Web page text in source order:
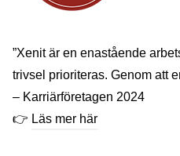
”Xenit är en enastående
trivsel prioriteras. Genom att
– Karriärföretagen 2024
👉 Läs mer här